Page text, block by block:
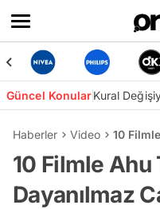
Güncel KonularKural
Haberler Video 10
10 Filmle Ahu
Dayanılmaz